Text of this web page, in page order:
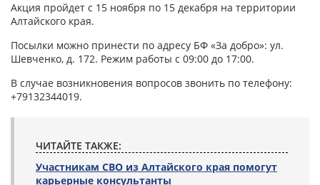
Акция пройдет с 15 ноября по 15 декабря на территории
Алтайского края.
Посылки можно принести по адресу БФ «За добро»: ул.
Шевченко, д. 172. Режим работы с 09:00 до 17:00.
В случае возникновения вопросов звонить по телефону:
+79132344019.
ЧИТАЙТЕ ТАКЖЕ:
Участникам СВО из Алтайского края помогут
карьерные консультанты